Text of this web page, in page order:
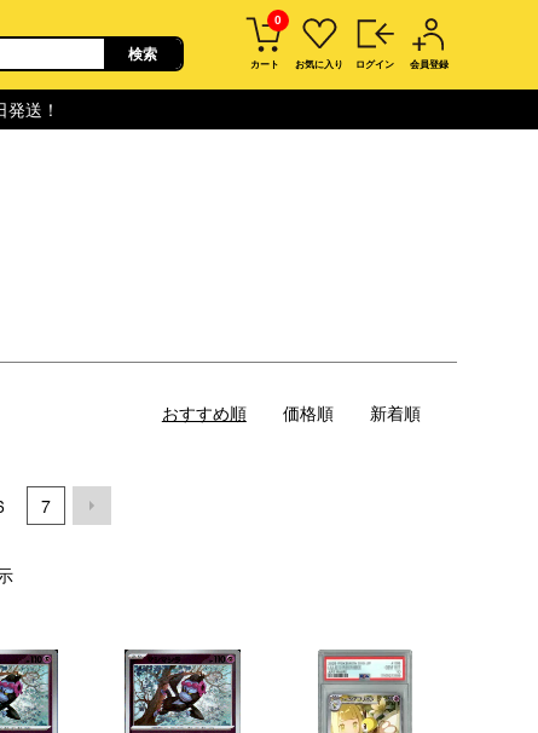
0
カート お気に入り ログイン 会員登録
送！
おすすめ順 価格順 新着順
7